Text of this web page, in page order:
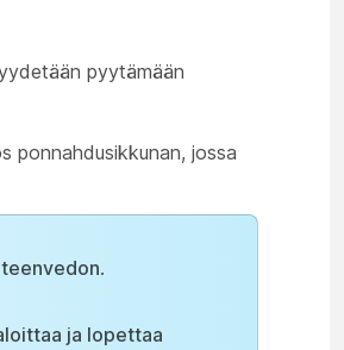
pyytämään
ponnahdusikkunan, jossa
.
ja lopettaa